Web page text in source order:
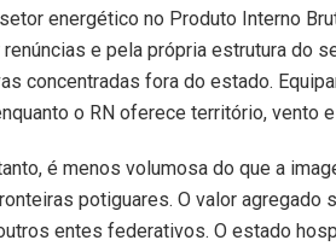
energético no Produto Interno
e pela própria estrutura do
concentradas fora do estado.
o RN oferece território, vento
é menos volumosa do que a
potiguares. O valor agregado
entes federativos. O estado